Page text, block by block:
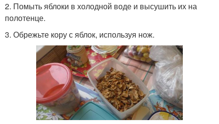
2. Помыть яблоки в холодной воде и высушить их на
полотенце.
3. Обрежьте кору с яблок, используя нож.